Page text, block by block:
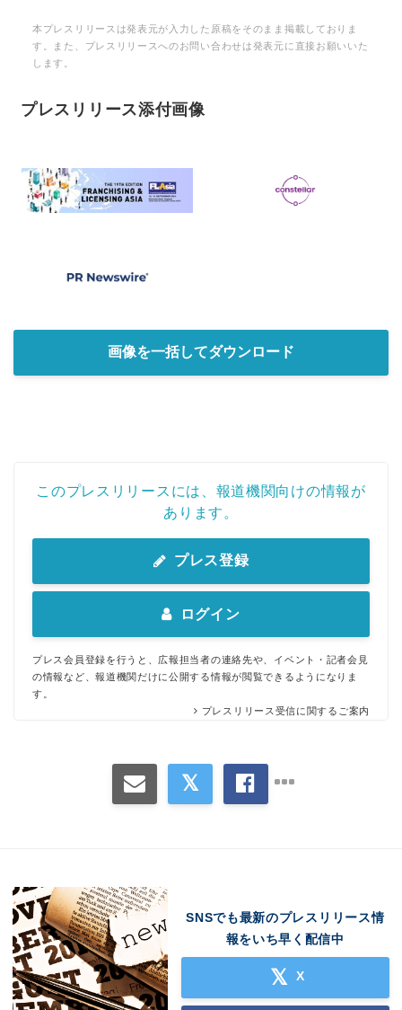
本プレスリリースは発表元が入力した原稿をそのまま掲載しておりま
す。また、プレスリリースへのお問い合わせは発表元に直接お願いいた
します。
プレスリリース添付画像
画像を一括してダウンロード
このプレスリリースには、報道機関向けの情報が
あります。
プレス登録
ログイン
プレス会員登録を行うと、広報担当者の連絡先や、イベント・記者会見
の情報など、報道機関だけに公開する情報が閲覧できるようになりま
す。
プレスリリース受信に関するご案内
SNSでも最新のプレスリリース情
報をいち早く配信中
X
Japanese